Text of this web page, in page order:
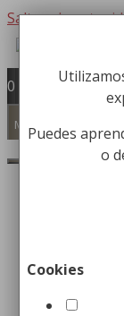
Saltar al
0
Menú
Barra
Puedes
o
Cookies